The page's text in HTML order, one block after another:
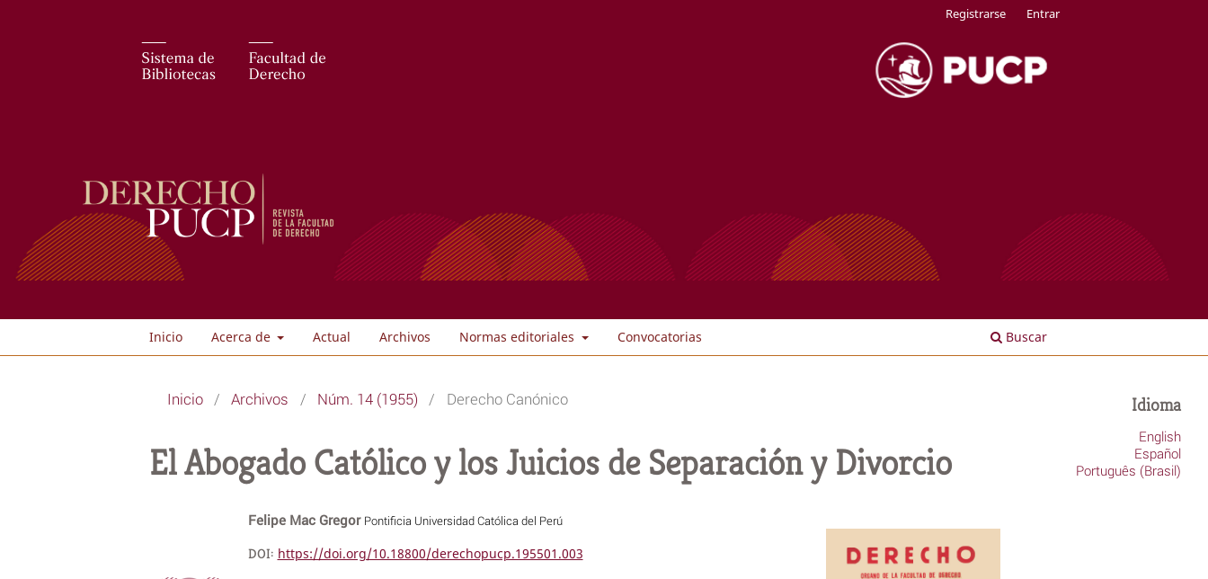
Inicio Acerca de Actual Archivos Normas editoriales Convocatorias Buscar
Registrarse Entrar
Inicio / Archivos / Núm. 14 (1955) / Derecho Canónico
El Abogado Católico y los Juicios de Separación y Divorcio
Felipe Mac Gregor Pontificia Universidad Católica del Perú
DOI: https://doi.org/10.18800/derechopucp.195501.003
Idioma
English
Español
Português (Brasil)